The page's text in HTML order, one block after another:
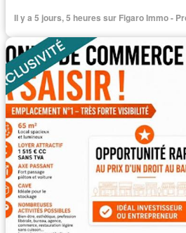
Il y a 5 jours, 5 heures sur Figaro Immo -